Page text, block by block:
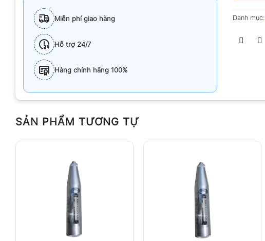
Miễn phí giao hàng
Hỗ trợ 24/7
Hàng chính hãng 100%
Danh mục:
SẢN PHẨM TƯƠNG TỰ